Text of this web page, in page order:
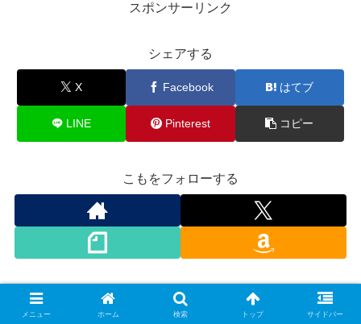
スポンサーリンク
シェアする
X Facebook はてブ
LINE Pinterest コピー
こもをフォローする
スポンサーリンク
メニュー ホーム 検索 トップ サイドバー